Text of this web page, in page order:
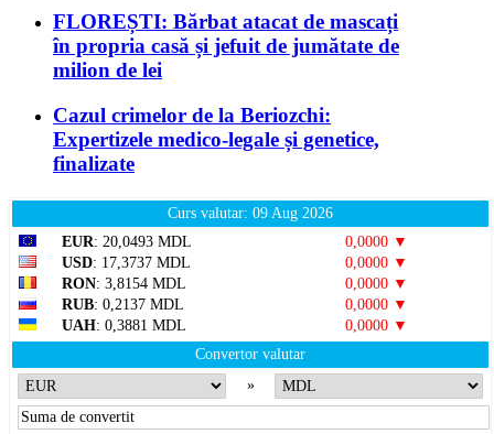
FLOREȘTI: Bărbat atacat de mascați
în propria casă și jefuit de jumătate de
milion de lei
Cazul crimelor de la Beriozchi:
Expertizele medico-legale și genetice,
finalizate
Curs valutar: 09 Aug 2026
EUR: 20,0493 MDL
0,0000 ▼
USD: 17,3737 MDL
0,0000 ▼
RON: 3,8154 MDL
0,0000 ▼
RUB: 0,2137 MDL
0,0000 ▼
UAH: 0,3881 MDL
0,0000 ▼
Convertor valutar
»